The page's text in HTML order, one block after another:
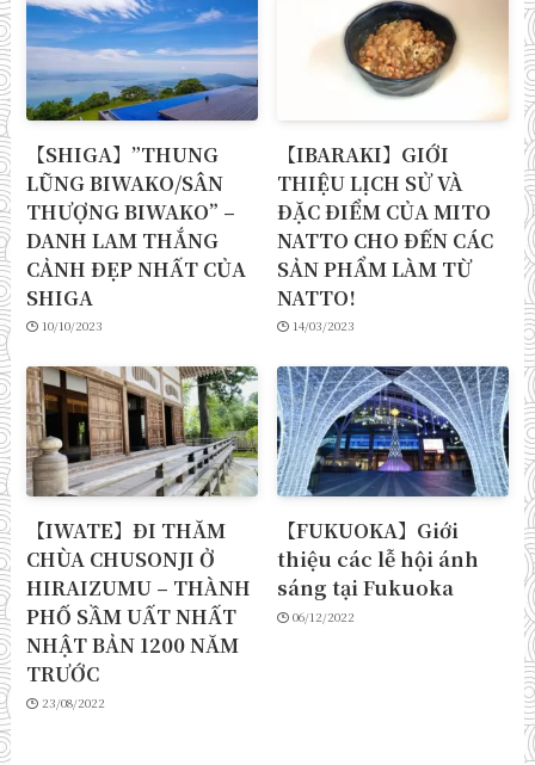
【SHIGA】”THUNG
LŨNG BIWAKO/SÂN
THƯỢNG BIWAKO” –
DANH LAM THẮNG
CẢNH ĐẸP NHẤT CỦA
SHIGA
10/10/2023
【IBARAKI】GIỚI
THIỆU LỊCH SỬ VÀ
ĐẶC ĐIỂM CỦA MITO
NATTO CHO ĐẾN CÁC
SẢN PHẨM LÀM TỪ
NATTO!
14/03/2023
【IWATE】ĐI THĂM
CHÙA CHUSONJI Ở
HIRAIZUMU – THÀNH
PHỐ SẦM UẤT NHẤT
NHẬT BẢN 1200 NĂM
TRƯỚC
23/08/2022
【FUKUOKA】Giới
thiệu các lễ hội ánh
sáng tại Fukuoka
06/12/2022